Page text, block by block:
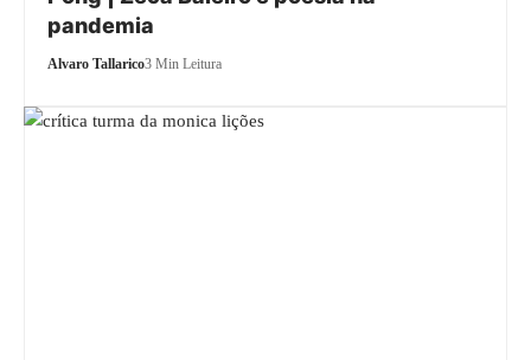
pandemia
Alvaro Tallarico3 Min Leitura